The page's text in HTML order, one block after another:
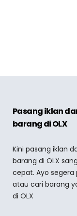
Pasang iklan
barang di OLX
Kini pasang iklan
barang di OLX
cepat. Ayo segera
atau cari barang
di OLX